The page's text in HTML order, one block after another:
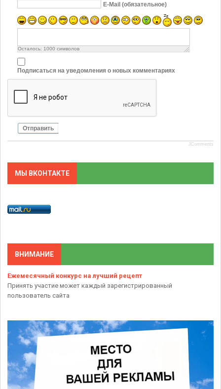
E-Mail (обязательное)
Осталось: 1000 символов
Подписаться на уведомления о новых комментариях
Отправить
JComments
МЫ ВКОНТАКТЕ
ВНИМАНИЕ
Ежемесячный конкурс на лучший рецепт
Принять участие может каждый зарегистрированный
пользователь сайта